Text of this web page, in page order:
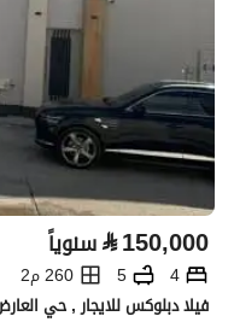
⃁150,000 سنوياً
4
5
260 م2
فيلا دبلوكس للايجار , حي